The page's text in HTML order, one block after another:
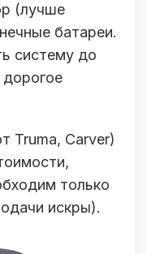
(лучше
батареи.
систему до
Truma, Carver)
только
искры).